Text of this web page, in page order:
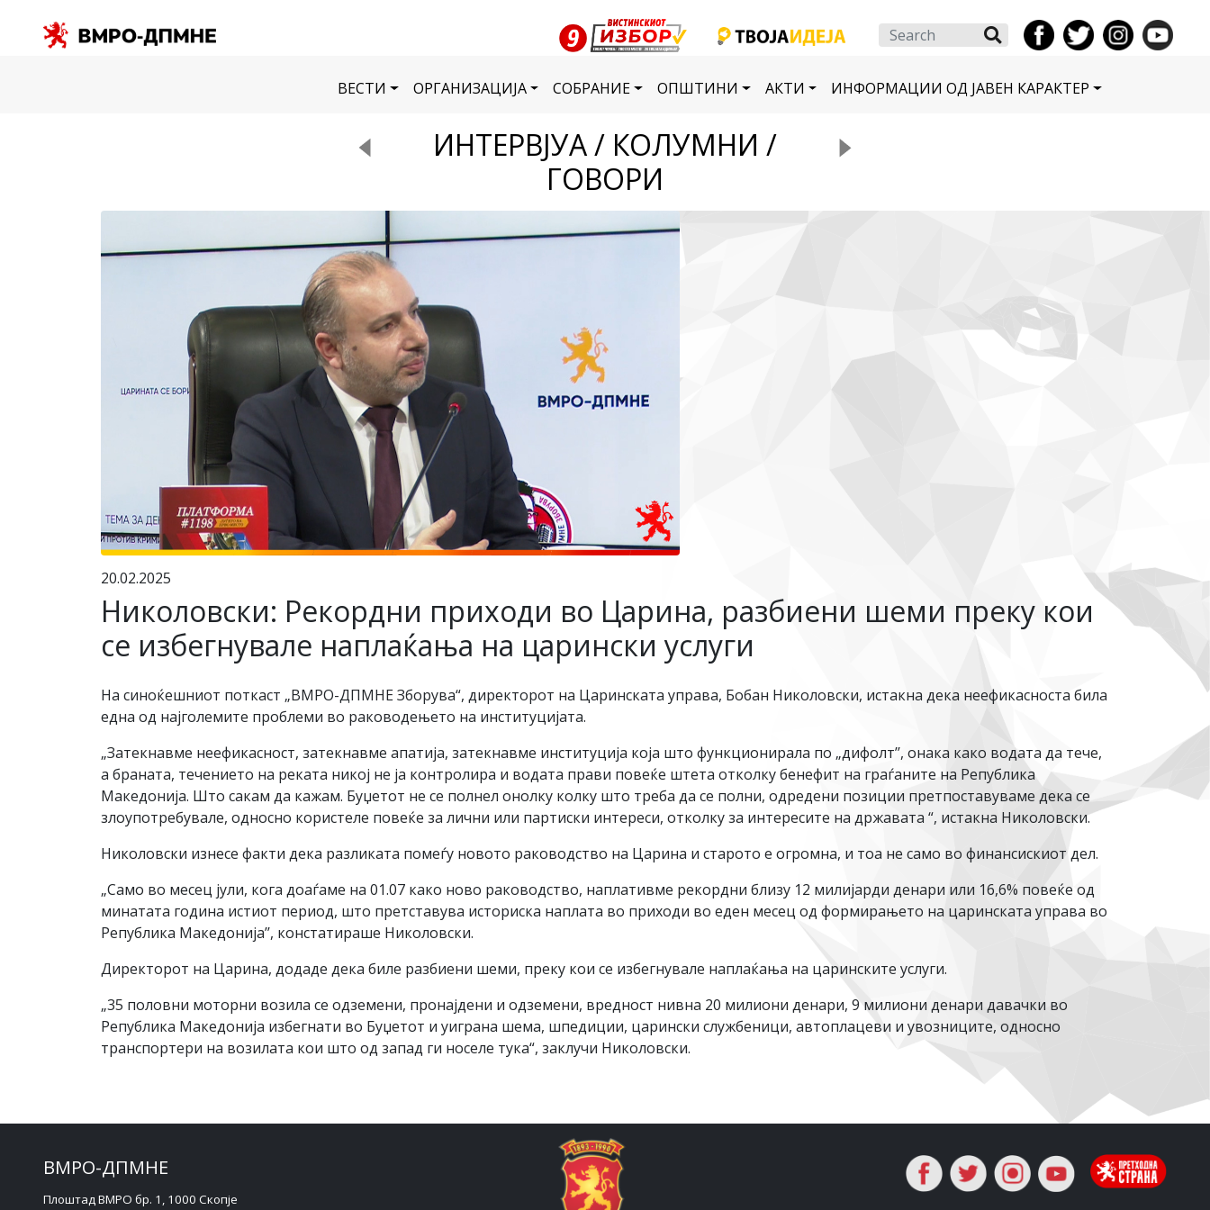
Search
ВЕСТИ ОРГАНИЗАЦИЈА СОБРАНИЕ ОПШТИНИ АКТИ ИНФОРМАЦИИ ОД ЈАВЕН КАРАКТЕР
ИНТЕРВЈУА / КОЛУМНИ /
ГОВОРИ
20.02.2025
Николовски: Рекордни приходи во Царина, разбиени шеми преку кои
се избегнувале наплаќања на царински услуги
На синоќешниот поткаст „ВМРО-ДПМНЕ Зборува“, директорот на Царинската управа, Бобан Николовски, истакна дека неефикасноста била
една од најголемите проблеми во раководењето на институцијата.
„Затекнавме неефикасност, затекнавме апатија, затекнавме институција која што функционирала по „дифолт’’, онака како водата да тече,
а браната, течението на реката никој не ја контролира и водата прави повеќе штета отколку бенефит на граѓаните на Република
Македонија. Што сакам да кажам. Буџетот не се полнел онолку колку што треба да се полни, одредени позиции претпоставуваме дека се
злоупотребувале, односно користеле повеќе за лични или партиски интереси, отколку за интересите на државата “, истакна Николовски.
Николовски изнесе факти дека разликата помеѓу новото раководство на Царина и старото е огромна, и тоа не само во финансискиот дел.
„Само во месец јули, кога доаѓаме на 01.07 како ново раководство, наплативме рекордни близу 12 милијарди денари или 16,6% повеќе од
минатата година истиот период, што претставува историска наплата во приходи во еден месец од формирањето на царинската управа во
Република Македонија’’, констатираше Николовски.
Директорот на Царина, додаде дека биле разбиени шеми, преку кои се избегнувале наплаќања на царинските услуги.
„35 половни моторни возила се одземени, пронајдени и одземени, вредност нивна 20 милиони денари, 9 милиони денари давачки во
Република Македонија избегнати во Буџетот и уиграна шема, шпедиции, царински службеници, автоплацеви и увозниците, односно
транспортери на возилата кои што од запад ги носеле тука“, заклучи Николовски.
ВМРО-ДПМНЕ
Плоштад ВМРО бр. 1, 1000 Скопје